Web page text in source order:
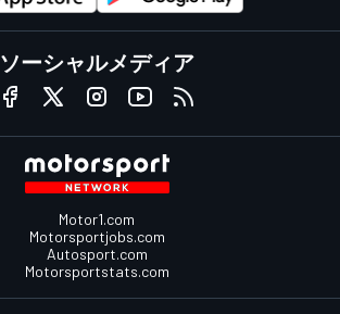
ソーシャルメディア
Motor1.com
Motorsportjobs.com
Autosport.com
Motorsportstats.com